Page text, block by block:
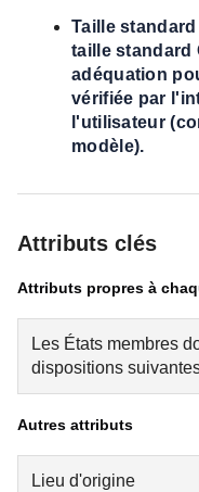
Taille
taille standard
adéquation
vérifiée par
l'utilisateur
modèle).
Attributs clés
Attributs propres à
Les États membres
dispositions
Autres attributs
Lieu d'origine